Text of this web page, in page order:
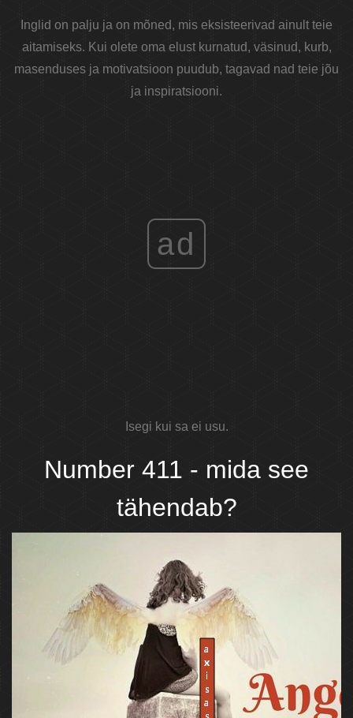
Inglid on palju ja on mõned, mis eksisteerivad ainult teie
aitamiseks. Kui olete oma elust kurnatud, väsinud, kurb,
masenduses ja motivatsioon puudub, tagavad nad teie jõu
ja inspiratsiooni.
ad
Isegi kui sa ei usu.
Number 411 - mida see
tähendab?